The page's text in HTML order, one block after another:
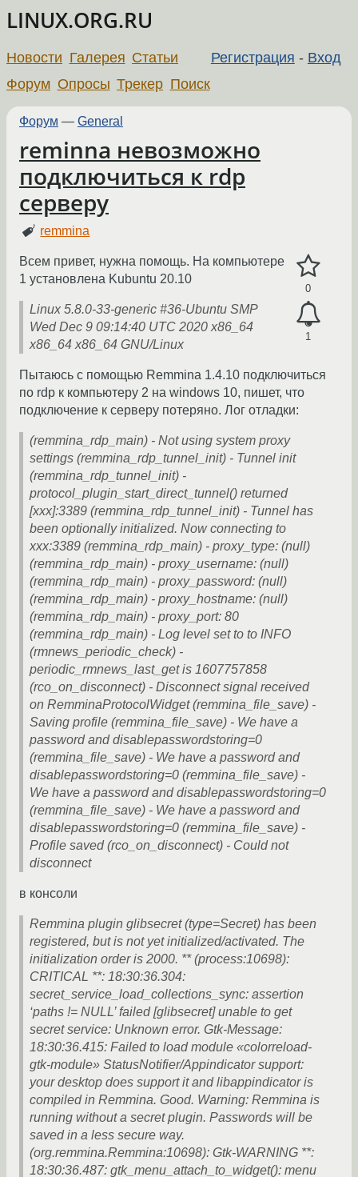
LINUX.ORG.RU
Регистрация - Вход
Новости Галерея Статьи
Форум Опросы Трекер Поиск
Форум — General
reminna невозможно
подключиться к rdp
серверу
remmina
0
1
Всем привет, нужна помощь. На компьютере
1 установлена Kubuntu 20.10
Linux 5.8.0-33-generic #36-Ubuntu SMP
Wed Dec 9 09:14:40 UTC 2020 x86_64
x86_64 x86_64 GNU/Linux
Пытаюсь с помощью Remmina 1.4.10 подключиться
по rdp к компьютеру 2 на windows 10, пишет, что
подключение к серверу потеряно. Лог отладки:
(remmina_rdp_main) - Not using system proxy
settings (remmina_rdp_tunnel_init) - Tunnel init
(remmina_rdp_tunnel_init) -
protocol_plugin_start_direct_tunnel() returned
[ххх]:3389 (remmina_rdp_tunnel_init) - Tunnel has
been optionally initialized. Now connecting to
ххх:3389 (remmina_rdp_main) - proxy_type: (null)
(remmina_rdp_main) - proxy_username: (null)
(remmina_rdp_main) - proxy_password: (null)
(remmina_rdp_main) - proxy_hostname: (null)
(remmina_rdp_main) - proxy_port: 80
(remmina_rdp_main) - Log level set to to INFO
(rmnews_periodic_check) -
periodic_rmnews_last_get is 1607757858
(rco_on_disconnect) - Disconnect signal received
on RemminaProtocolWidget (remmina_file_save) -
Saving profile (remmina_file_save) - We have a
password and disablepasswordstoring=0
(remmina_file_save) - We have a password and
disablepasswordstoring=0 (remmina_file_save) -
We have a password and disablepasswordstoring=0
(remmina_file_save) - We have a password and
disablepasswordstoring=0 (remmina_file_save) -
Profile saved (rco_on_disconnect) - Could not
disconnect
в консоли
Remmina plugin glibsecret (type=Secret) has been
registered, but is not yet initialized/activated. The
initialization order is 2000. ** (process:10698):
CRITICAL **: 18:30:36.304:
secret_service_load_collections_sync: assertion
‘paths != NULL’ failed [glibsecret] unable to get
secret service: Unknown error. Gtk-Message:
18:30:36.415: Failed to load module «colorreload-
gtk-module» StatusNotifier/Appindicator support:
your desktop does support it and libappindicator is
compiled in Remmina. Good. Warning: Remmina is
running without a secret plugin. Passwords will be
saved in a less secure way.
(org.remmina.Remmina:10698): Gtk-WARNING **:
18:30:36.487: gtk_menu_attach_to_widget(): menu